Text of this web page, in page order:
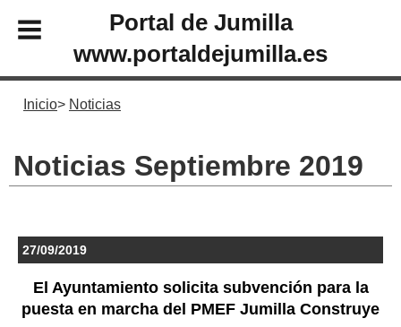
Portal de Jumilla
www.portaldejumilla.es
Inicio Noticias
Noticias Septiembre 2019
27/09/2019
El Ayuntamiento solicita subvención para la
puesta en marcha del PMEF Jumilla Construye